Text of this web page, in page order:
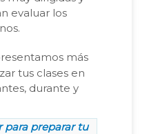
evaluar los
más
tus clases en
durante y
para preparar tu